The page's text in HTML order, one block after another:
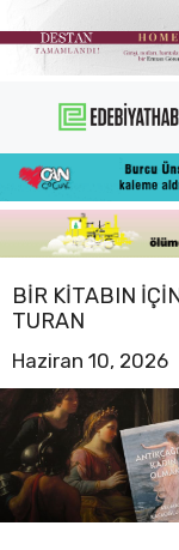
atla
BIR KITABIN
TURAN
Haziran 10, 2026